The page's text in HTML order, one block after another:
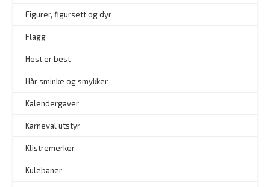
Figurer, figursett og dyr
Flagg
Hest er best
Hår sminke og smykker
Kalendergaver
Karneval utstyr
Klistremerker
Kulebaner